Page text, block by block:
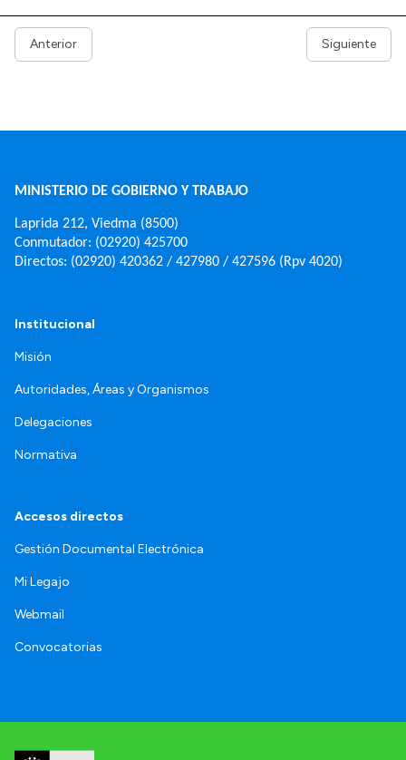
Anterior Siguiente
MINISTERIO DE GOBIERNO Y TRABAJO
Laprida 212, Viedma (8500)
Conmutador: (02920) 425700
Directos: (02920) 420362 / 427980 / 427596 (Rpv 4020)
Institucional
Misión
Autoridades, Áreas y Organismos
Delegaciones
Normativa
Accesos directos
Gestión Documental Electrónica
Mi Legajo
Webmail
Convocatorias